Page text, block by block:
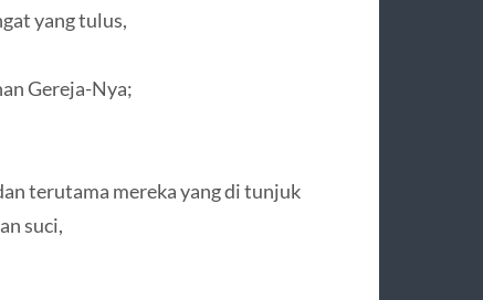
yang tulus,
Gereja-Nya;
terutama mereka yang di tunjuk
suci,